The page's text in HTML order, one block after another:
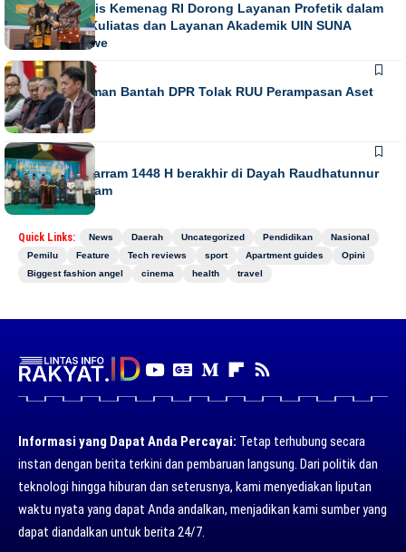
Direktur Diktis Kemenag RI Dorong Layanan Profetik dalam
Penguatan Kuliatas dan Layanan Akademik UIN SUNA
Lhokseumawe
NASIONALNEWS
Habiburokhman Bantah DPR Tolak RUU Perampasan Aset
NEWS
Gebyar Muharram 1448 H berakhir di Dayah Raudhatunnur
Alharuni Nisam
Quick Links: News Daerah Uncategorized Pendidikan
Nasional
Pemilu
Feature Tech reviews sport Apartment guides
Opini
Biggest fashion angel
cinema health travel
Informasi yang Dapat Anda Percayai: Tetap terhubung secara
instan dengan berita terkini dan pembaruan langsung. Dari politik dan
teknologi hingga hiburan dan seterusnya, kami menyediakan liputan
waktu nyata yang dapat Anda andalkan, menjadikan kami sumber yang
dapat diandalkan untuk berita 24/7.